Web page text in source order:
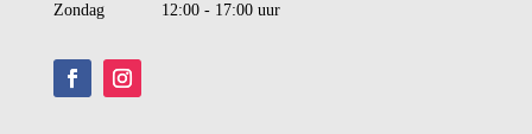
Zondag 12:00 - 17:00 uur